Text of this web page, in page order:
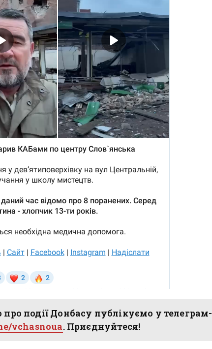
події Донбасу публікуємо у телеграм-
vchasnoua. Приєднуйтеся!